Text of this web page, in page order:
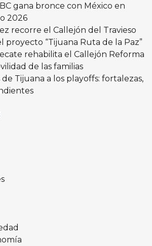
gana bronce con México en
2026
recorre el Callejón del Travieso
proyecto “Tijuana Ruta de la Paz”
rehabilita el Callejón Reforma
de las familias
Tijuana a los playoffs: fortalezas,